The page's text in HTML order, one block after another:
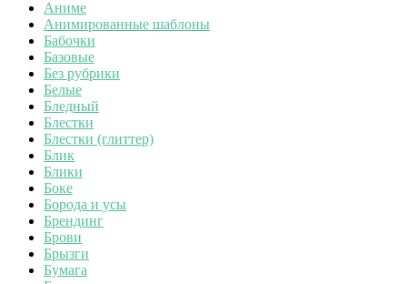
Аниме
Анимированные шаблоны
Бабочки
Базовые
Без рубрики
Белые
Бледный
Блестки
Блестки (глиттер)
Блик
Блики
Боке
Борода и усы
Брендинг
Брови
Брызги
Бумага